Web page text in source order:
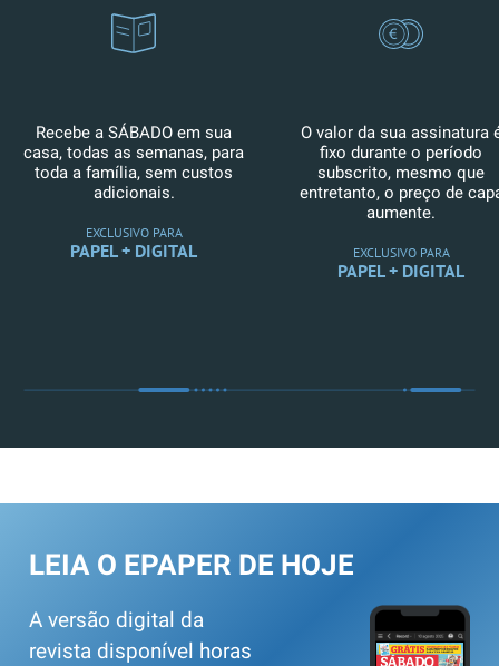
Recebe a SÁBADO em sua
casa, todas as semanas, para
toda a família, sem custos
adicionais.
EXCLUSIVO PARA
PAPEL + DIGITAL
O valor da sua assinatura
fixo durante o período
subscrito, mesmo que
entretanto, o preço de
aumente.
EXCLUSIVO PARA
PAPEL + DIGITAL
LEIA O EPAPER DE HOJE
A versão digital da
revista disponível horas